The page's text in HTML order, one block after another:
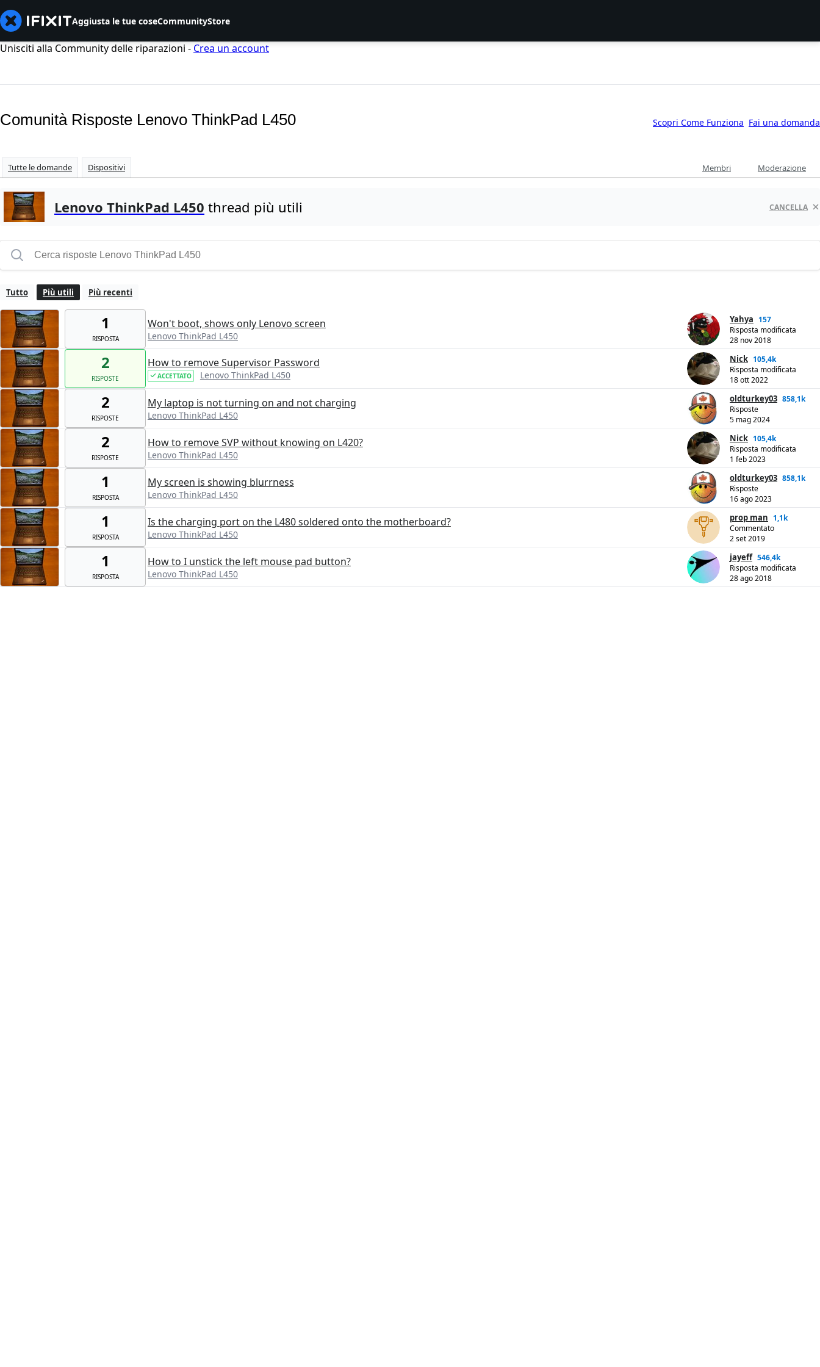
Aggiusta le tue coseCommunityStore
Unisciti alla Community delle riparazioni - Crea un account
Comunità Risposte Lenovo ThinkPad L450 Scopri Come Funziona Fai una domanda
Tutte le domande Dispositivi Membri Moderazione
Lenovo ThinkPad L450 thread più utili CANCELLA
Tutto Più utili Più recenti
1
RISPOSTA
Won't boot, shows only Lenovo screen
Lenovo ThinkPad L450
Yahya 157
Risposta modificata
28 nov 2018
2
RISPOSTE
How to remove Supervisor Password
ACCETTATO Lenovo ThinkPad L450
Nick 105,4k
Risposta modificata
18 ott 2022
2
RISPOSTE
My laptop is not turning on and not charging
Lenovo ThinkPad L450
oldturkey03 858,1k
Risposte
5 mag 2024
2
RISPOSTE
How to remove SVP without knowing on L420?
Lenovo ThinkPad L450
Nick 105,4k
Risposta modificata
1 feb 2023
1
RISPOSTA
My screen is showing blurrness
Lenovo ThinkPad L450
oldturkey03 858,1k
Risposte
16 ago 2023
1
RISPOSTA
Is the charging port on the L480 soldered onto the motherboard?
Lenovo ThinkPad L450
prop man 1,1k
Commentato
2 set 2019
1
RISPOSTA
How to I unstick the left mouse pad button?
Lenovo ThinkPad L450
jayeff 546,4k
Risposta modificata
28 ago 2018